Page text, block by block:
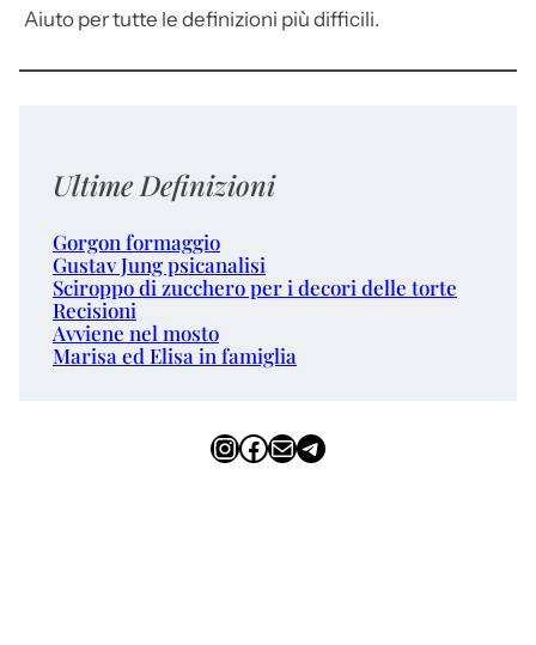
Aiuto per tutte le definizioni più difficili.
Ultime Definizioni
Gorgon formaggio
Gustav Jung psicanalisi
Sciroppo di zucchero per i decori delle torte
Recisioni
Avviene nel mosto
Marisa ed Elisa in famiglia
InstagramFacebook Email Telegram